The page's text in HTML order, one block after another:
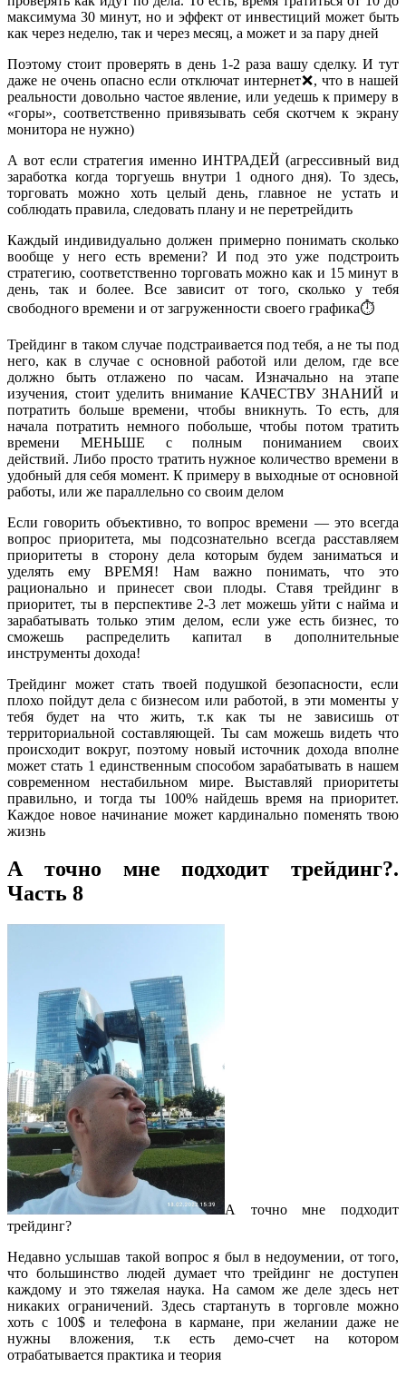
максимума 30 минут, но и эффект от инвестиций может быть
как через неделю, так и через месяц, а может и за пару дней
Поэтому стоит проверять в день 1-2 раза вашу сделку. И тут
даже не очень опасно если отключат интернет❌, что в нашей
реальности довольно частое явление, или уедешь к примеру в
«горы», соответственно привязывать себя скотчем к экрану
монитора не нужно)
А вот если стратегия именно ИНТРАДЕЙ (агрессивный вид
заработка когда торгуешь внутри 1 одного дня). То здесь,
торговать можно хоть целый день, главное не устать и
соблюдать правила, следовать плану и не перетрейдить
Каждый индивидуально должен примерно понимать сколько
вообще у него есть времени? И под это уже подстроить
стратегию, соответственно торговать можно как и 15 минут в
день, так и более. Все зависит от того, сколько у тебя
свободного времени и от загруженности своего графика⏱
Трейдинг в таком случае подстраивается под тебя, а не ты под
него, как в случае с основной работой или делом, где все
должно быть отлажено по часам. Изначально на этапе
изучения, стоит уделить внимание КАЧЕСТВУ ЗНАНИЙ и
потратить больше времени, чтобы вникнуть. То есть, для
начала потратить немного побольше, чтобы потом тратить
времени МЕНЬШЕ с полным пониманием своих
действий. Либо просто тратить нужное количество времени в
удобный для себя момент. К примеру в выходные от основной
работы, или же параллельно со своим делом
Если говорить объективно, то вопрос времени — это всегда
вопрос приоритета, мы подсознательно всегда расставляем
приоритеты в сторону дела которым будем заниматься и
уделять ему ВРЕМЯ! Нам важно понимать, что это
рационально и принесет свои плоды. Ставя трейдинг в
приоритет, ты в перспективе 2-3 лет можешь уйти с найма и
зарабатывать только этим делом, если уже есть бизнес, то
сможешь распределить капитал в дополнительные
инструменты дохода!
Трейдинг может стать твоей подушкой безопасности, если
плохо пойдут дела с бизнесом или работой, в эти моменты у
тебя будет на что жить, т.к как ты не зависишь от
территориальной составляющей. Ты сам можешь видеть что
происходит вокруг, поэтому новый источник дохода вполне
может стать 1 единственным способом зарабатывать в нашем
современном нестабильном мире. Выставляй приоритеты
правильно, и тогда ты 100% найдешь время на приоритет.
Каждое новое начинание может кардинально поменять твою
жизнь
А точно мне подходит трейдинг?.
Часть 8
А точно мне подходит
трейдинг?
Недавно услышав такой вопрос я был в недоумении, от того,
что большинство людей думает что трейдинг не доступен
каждому и это тяжелая наука. На самом же деле здесь нет
никаких ограничений. Здесь стартануть в торговле можно
хоть с 100$ и телефона в кармане, при желании даже не
нужны вложения, т.к есть демо-счет на котором
отрабатывается практика и теория